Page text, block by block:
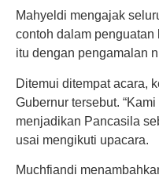
Mahyeldi mengajak
contoh dalam
itu dengan pengamalan
Ditemui ditempat acara,
Gubernur tersebut.
menjadikan Pancasila
usai mengikuti upacara.
Muchfiandi